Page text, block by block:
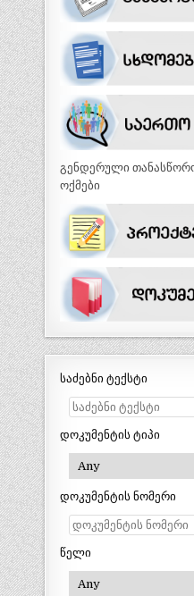
გენდერული
ოქმები
საძებნი ტექსტი
დოკუმენტის ტიპი
დოკუმენტის ნომერი
წელი